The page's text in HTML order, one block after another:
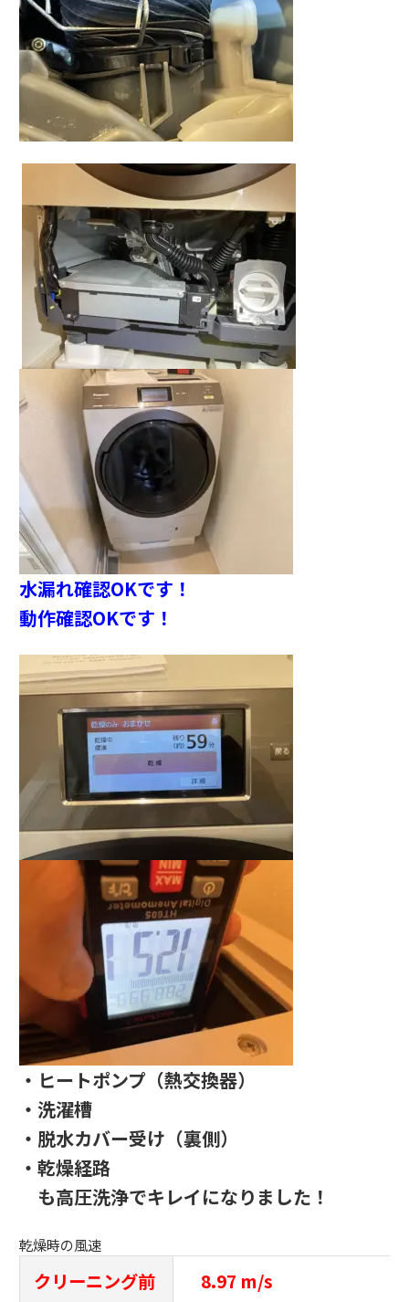
水漏れ確認OKです！
動作確認OKです！
・ヒートポンプ（熱交換器）
・洗濯槽
・脱水カバー受け（裏側）
・乾燥経路
も高圧洗浄でキレイになりました！
乾燥時の風速
クリーニング前 8.97 m/s